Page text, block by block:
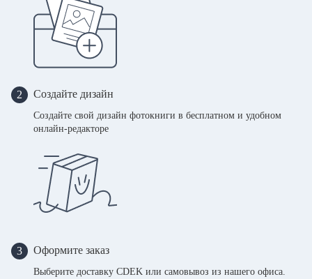
2 Создайте дизайн
Создайте свой дизайн фотокниги в бесплатном и удобном
онлайн-редакторе
3 Оформите заказ
Выберите доставку CDEK или самовывоз из нашего офиса.